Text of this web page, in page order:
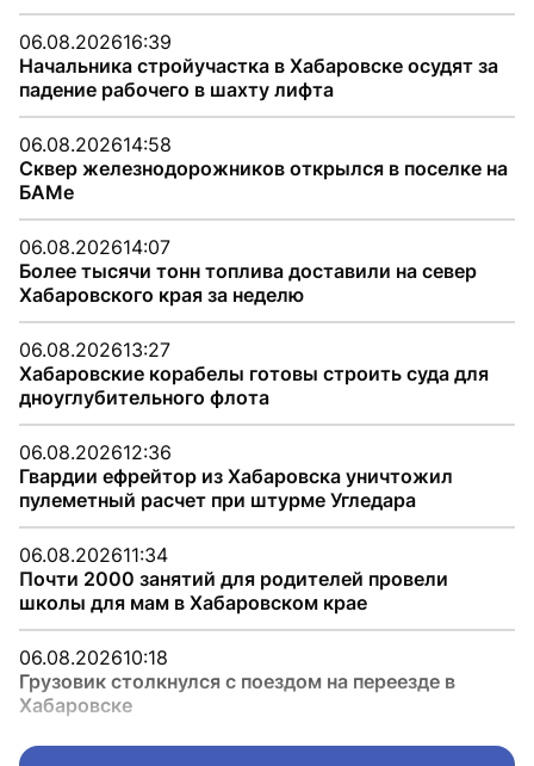
06.08.202616:39
Начальника стройучастка в Хабаровске осудят за
падение рабочего в шахту лифта
06.08.202614:58
Сквер железнодорожников открылся в поселке на
БАМе
06.08.202614:07
Более тысячи тонн топлива доставили на север
Хабаровского края за неделю
06.08.202613:27
Хабаровские корабелы готовы строить суда для
дноуглубительного флота
06.08.202612:36
Гвардии ефрейтор из Хабаровска уничтожил
пулеметный расчет при штурме Угледара
06.08.202611:34
Почти 2000 занятий для родителей провели
школы для мам в Хабаровском крае
06.08.202610:18
Грузовик столкнулся с поездом на переезде в
Хабаровске